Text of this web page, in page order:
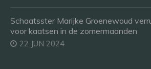
Schaatsster Marijke Groenewoud
voor kaatsen in de zomermaanden
22 JUN 2024